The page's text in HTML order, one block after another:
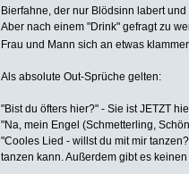
Bierfahne, der nur Blödsinn labert
Aber nach einem "Drink" gefragt zu
Frau und Mann sich an etwas
Als absolute Out-Sprüche gelten:
"Bist du öfters hier?" - Sie ist JETZT
"Na, mein Engel (Schmetterling,
"Cooles Lied - willst du mit mir
tanzen kann. Außerdem gibt es